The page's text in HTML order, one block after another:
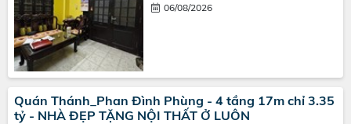
06/08/2026
Quán Thánh_Phan Đình Phùng - 4 tầng 17m chỉ 3.35
tỷ - NHÀ ĐẸP TẶNG NỘI THẤT Ở LUÔN